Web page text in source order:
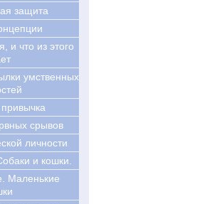
защита
и что из этого
умственных
срывов
личности
и кошки.
Маленькие